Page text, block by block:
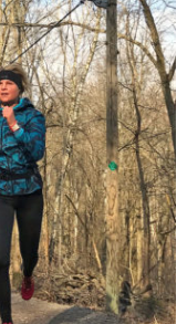
blåst alltså! Värsta
och grymt bra tid
vind, men som
vägde